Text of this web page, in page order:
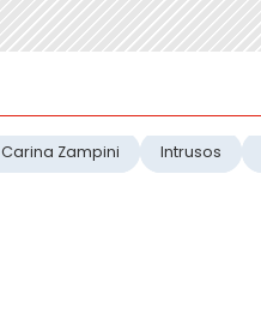
Carina Zampini Intrusos